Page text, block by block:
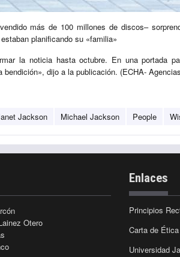
más de 100 millones de discos–
planificando su «familia»
la noticia hasta octubre. En una portada
bendición», dijo a la publicación. (ECHA-
Jackson Michael Jackson People
Otero
Enlaces
Principios
Carta de Ética
Universidad